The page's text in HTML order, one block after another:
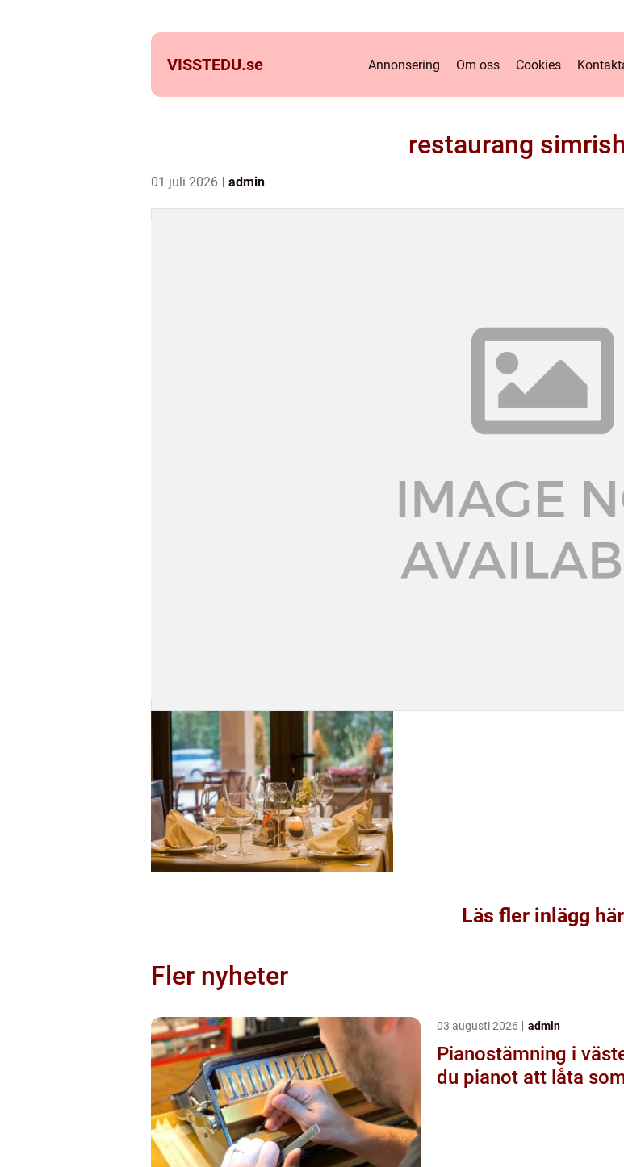
VISSTEDU.se Annonsering Om oss Cookies
restaurang
01 juli 2026 admin
Läs fler inlägg här
Fler nyheter
03 augusti 2026 admin
Pianostämning i västerås
du pianot att låta